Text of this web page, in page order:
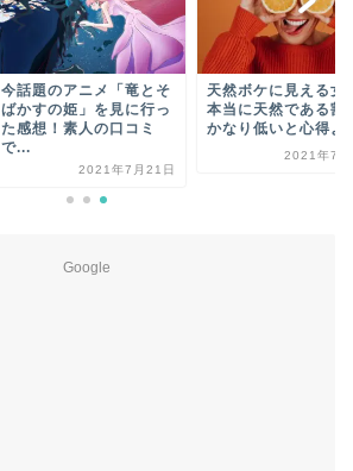
今話題のアニメ「竜とそ
ばかすの姫」を見に行っ
た感想！素人の口コミ
で...
2021年7月21日
天然ボケに見える女
本当に天然である割
かなり低いと心得よ
2021年7
Google